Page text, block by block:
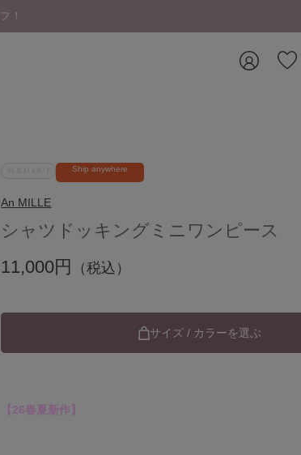
Ship anywhere
An MILLE
シャツドッキングミニワンピース
11,000円
（税込）
サイズ / カラーを選ぶ
【26春夏新作】